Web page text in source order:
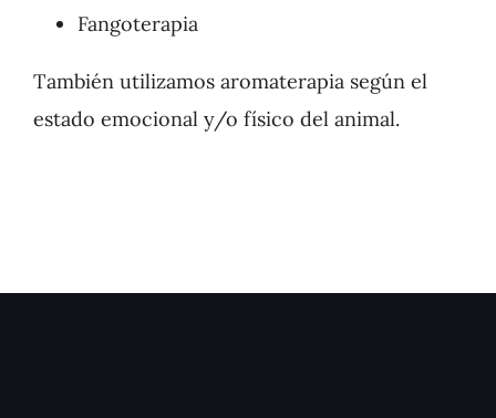
Fangoterapia
También utilizamos aromaterapia según el
estado emocional y/o físico del animal.